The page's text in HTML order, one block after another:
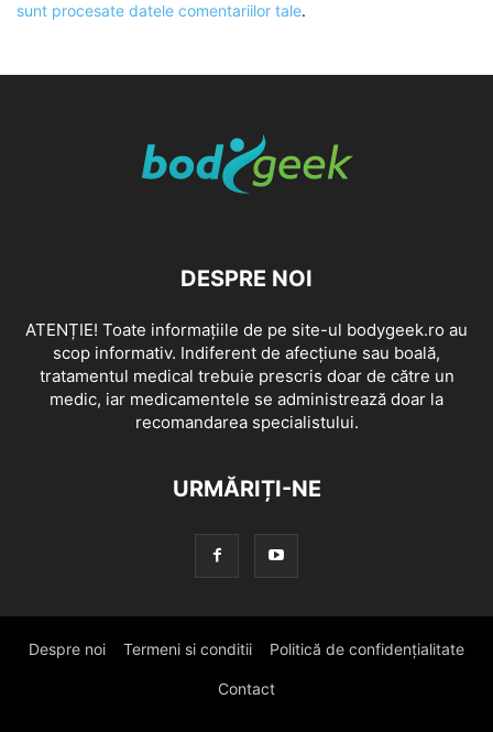
sunt procesate datele comentariilor tale.
DESPRE NOI
ATENȚIE! Toate informațiile de pe site-ul bodygeek.ro au
scop informativ. Indiferent de afecțiune sau boală,
tratamentul medical trebuie prescris doar de către un
medic, iar medicamentele se administrează doar la
recomandarea specialistului.
URMĂRIȚI-NE
Despre noi Termeni si conditii Politică de confidențialitate
Contact